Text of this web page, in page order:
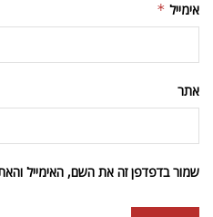
אימייל *
אתר
שמור בדפדפן זה את השם, האימייל